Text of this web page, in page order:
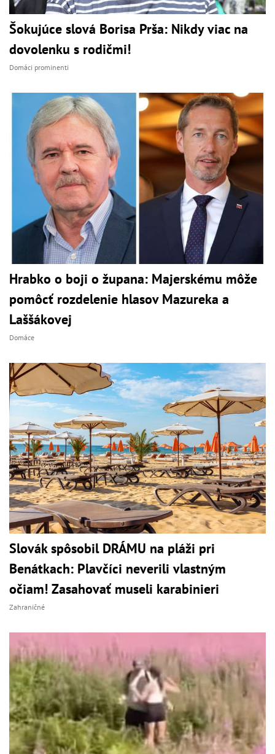
Šokujúce slová Borisa Prša: Nikdy viac na
dovolenku s rodičmi!
Domáci prominenti
Hrabko o boji o župana: Majerskému môže
pomôcť rozdelenie hlasov Mazureka a
Laššákovej
Domáce
Slovák spôsobil DRÁMU na pláži pri
Benátkach: Plavčíci neverili vlastným
očiam! Zasahovať museli karabinieri
Zahraničné